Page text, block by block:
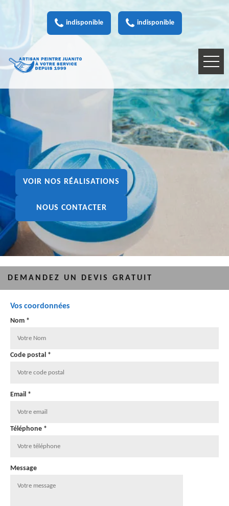
indisponible indisponible
VOIR NOS RÉALISATIONS
NOUS CONTACTER
DEMANDEZ UN DEVIS GRATUIT
Vos coordonnées
Nom *
Code postal *
Email *
Téléphone *
Message